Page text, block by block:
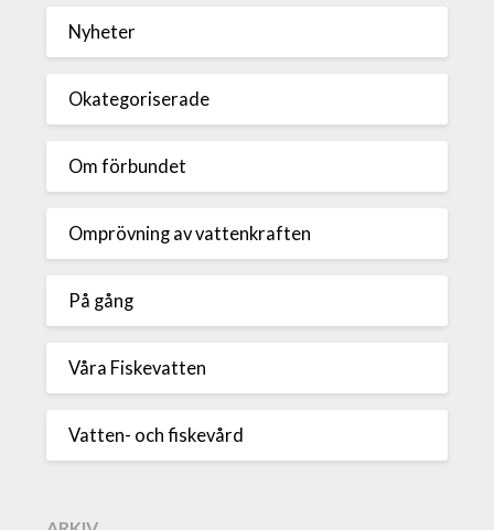
Nyheter
Okategoriserade
Om förbundet
Omprövning av vattenkraften
På gång
Våra Fiskevatten
Vatten- och fiskevård